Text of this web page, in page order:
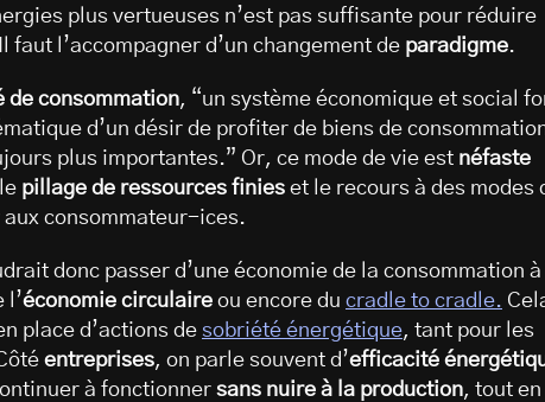
plus vertueuses n’est pas suffisante pour réduire
faut l’accompagner d’un changement de paradigme.
de consommation, “un système économique et social
d’un désir de profiter de biens de
plus importantes.” Or, ce mode de vie est néfaste
pillage de ressources finies et le recours à des modes
consommateur-ices.
donc passer d’une économie de la consommation à
l’économie circulaire ou encore du cradle to cradle.
place d’actions de sobriété énergétique, tant pour les
entreprises, on parle souvent d’efficacité
à fonctionner sans nuire à la production, tout en